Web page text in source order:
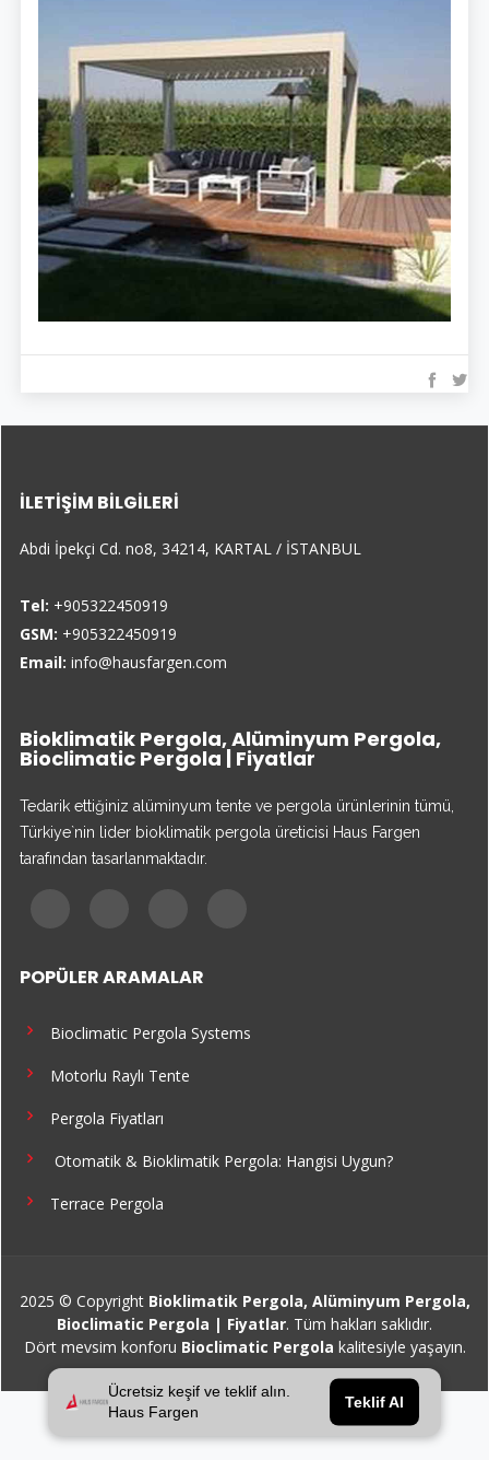
Ücretsiz keşif ve teklif alın.
Haus Fargen
Teklif Al
İLETIŞIM BILGILERI
Abdi İpekçi Cd. no8, 34214, KARTAL / İSTANBUL
Tel: +905322450919
GSM: +905322450919
Email: info@hausfargen.com
Bioklimatik Pergola, Alüminyum Pergola,
Bioclimatic Pergola | Fiyatlar
Tedarik ettiğiniz alüminyum tente ve pergola ürünlerinin tümü,
Türkiye`nin lider bioklimatik pergola üreticisi Haus Fargen
tarafından tasarlanmaktadır.
POPÜLER ARAMALAR
Bioclimatic Pergola Systems
Motorlu Raylı Tente
Pergola Fiyatları
Otomatik & Bioklimatik Pergola: Hangisi Uygun?
Terrace Pergola
2025 © Copyright Bioklimatik Pergola, Alüminyum Pergola,
Bioclimatic Pergola | Fiyatlar. Tüm hakları saklıdır.
Dört mevsim konforu Bioclimatic Pergola kalitesiyle yaşayın.